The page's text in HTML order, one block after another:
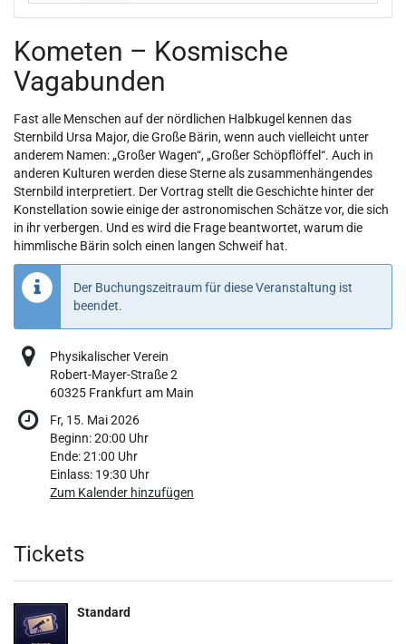
Keine Veranstaltungen
Keine Veranstaltungen
Kometen – Kosmische
Vagabunden
Fast alle Menschen auf der nördlichen Halbkugel kennen das
Sternbild Ursa Major, die Große Bärin, wenn auch vielleicht unter
anderem Namen: „Großer Wagen“, „Großer Schöpflöffel“. Auch in
anderen Kulturen werden diese Sterne als zusammenhängendes
Sternbild interpretiert. Der Vortrag stellt die Geschichte hinter der
Konstellation sowie einige der astronomischen Schätze vor, die sich
in ihr verbergen. Und es wird die Frage beantwortet, warum die
himmlische Bärin solch einen langen Schweif hat.
Der Buchungszeitraum für diese Veranstaltung ist
beendet.
Physikalischer Verein
Robert-Mayer-Straße 2
60325 Frankfurt am Main
Fr, 15. Mai 2026
Beginn:20:00 Uhr
Ende:21:00 Uhr
Einlass: 19:30 Uhr
Zum Kalender hinzufügen
Produkte
Tickets
Standard